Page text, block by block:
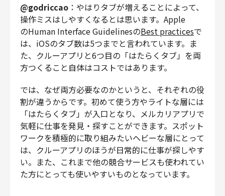
@godriccao ：やはりタブが増えることによって、
操作ミスはしやすくなるとは思います。Apple
のHuman Interface GuidelinesのBest practicesで
は、iOSのタブ数は5つまでと言われています。ま
た、クルーアプリと6つ目の「はたらくタブ」を両
方つくること自体はコストではあります。
では、なぜ両方必要なのかというと、それぞれの役
割が違うからです。初めて使う方やライトな層には
「はたらくタブ」が入口となり、メルカリアプリで
気軽に仕事を発見・探すことができます。スポット
ワークを積極的に取り組みたいヘビーな層にとって
は、クルーアプリのほうが日常的に仕事が探しやす
い。また、これまで他の競合サービスも使われてい
た方にとっても使いやすいものとなっています。